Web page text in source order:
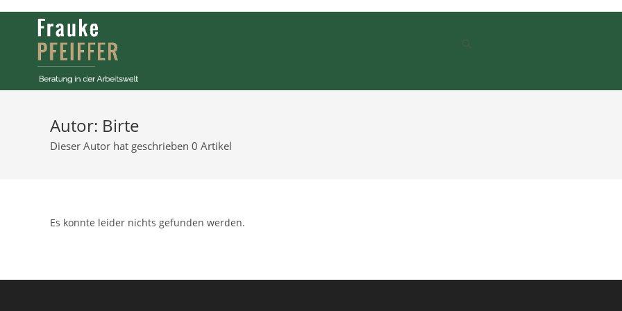
springen
Autor: Birte
Dieser Autor hat geschrieben 0 Artikel
Es konnte leider nichts gefunden werden.